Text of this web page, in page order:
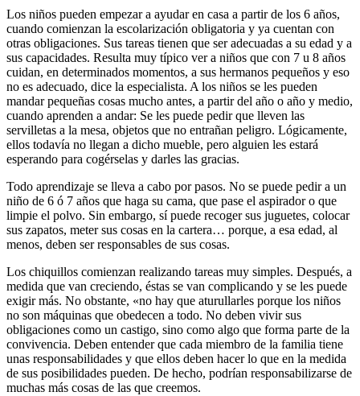
Los niños pueden empezar a ayudar en casa a partir de los 6 años,
cuando comienzan la escolarización obligatoria y ya cuentan con
otras obligaciones. Sus tareas tienen que ser adecuadas a su edad y a
sus capacidades. Resulta muy típico ver a niños que con 7 u 8 años
cuidan, en determinados momentos, a sus hermanos pequeños y eso
no es adecuado, dice la especialista. A los niños se les pueden
mandar pequeñas cosas mucho antes, a partir del año o año y medio,
cuando aprenden a andar: Se les puede pedir que lleven las
servilletas a la mesa, objetos que no entrañan peligro. Lógicamente,
ellos todavía no llegan a dicho mueble, pero alguien les estará
esperando para cogérselas y darles las gracias.
Todo aprendizaje se lleva a cabo por pasos. No se puede pedir a un
niño de 6 ó 7 años que haga su cama, que pase el aspirador o que
limpie el polvo. Sin embargo, sí puede recoger sus juguetes, colocar
sus zapatos, meter sus cosas en la cartera… porque, a esa edad, al
menos, deben ser responsables de sus cosas.
Los chiquillos comienzan realizando tareas muy simples. Después, a
medida que van creciendo, éstas se van complicando y se les puede
exigir más. No obstante, «no hay que aturullarles porque los niños
no son máquinas que obedecen a todo. No deben vivir sus
obligaciones como un castigo, sino como algo que forma parte de la
convivencia. Deben entender que cada miembro de la familia tiene
unas responsabilidades y que ellos deben hacer lo que en la medida
de sus posibilidades pueden. De hecho, podrían responsabilizarse de
muchas más cosas de las que creemos.